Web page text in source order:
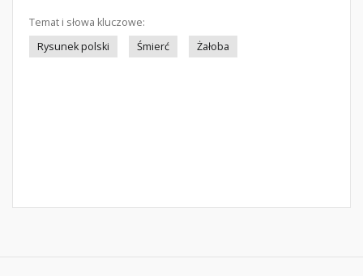
Temat i słowa kluczowe:
Rysunek polski
Śmierć Żałoba